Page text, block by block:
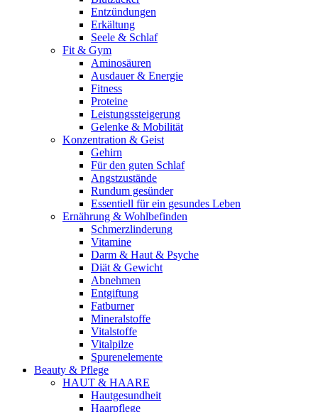
Entzündungen
Erkältung
Seele & Schlaf
Fit & Gym
Aminosäuren
Ausdauer & Energie
Fitness
Proteine
Leistungssteigerung
Gelenke & Mobilität
Konzentration & Geist
Gehirn
Für den guten Schlaf
Angstzustände
Rundum gesünder
Essentiell für ein gesundes Leben
Ernährung & Wohlbefinden
Schmerzlinderung
Vitamine
Darm & Haut & Psyche
Diät & Gewicht
Abnehmen
Entgiftung
Fatburner
Mineralstoffe
Vitalstoffe
Vitalpilze
Spurenelemente
Beauty & Pflege
HAUT & HAARE
Hautgesundheit
Haarpflege